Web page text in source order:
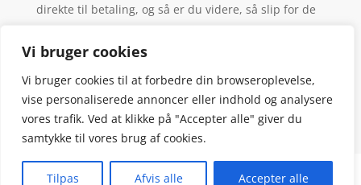
Vi bruger cookies
Vi bruger cookies til at forbedre din browseroplevelse,
vise personaliserede annoncer eller indhold og analysere
vores trafik. Ved at klikke på "Accepter alle" giver du
samtykke til vores brug af cookies.
Tilpas Afvis alle Accepter alle
direkte til betaling, og så er du videre, så slip for de
langsomste.
Denne hjemmeside samler et bredt udvalg af